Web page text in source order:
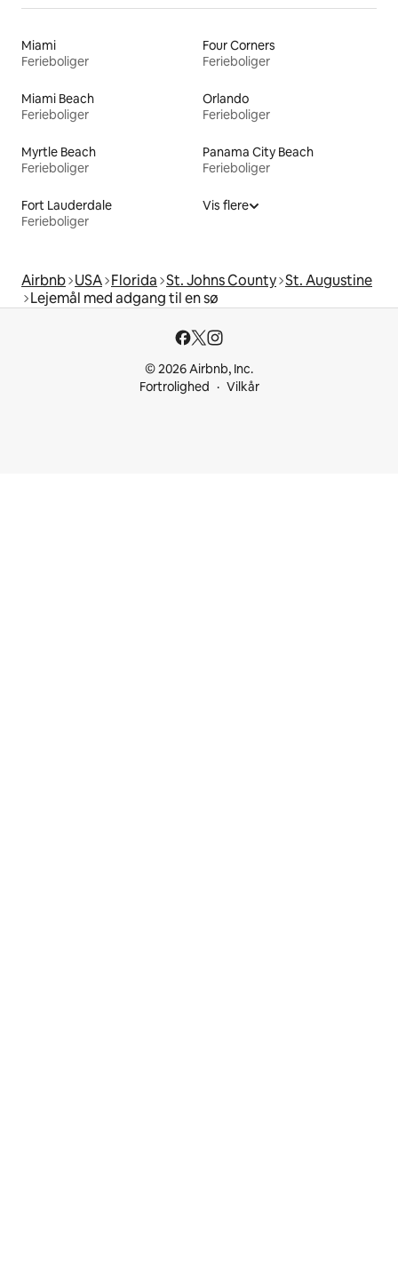
Miami
Ferieboliger
Four Corners
Ferieboliger
Miami Beach
Ferieboliger
Orlando
Ferieboliger
Myrtle Beach
Ferieboliger
Panama City Beach
Ferieboliger
Fort Lauderdale
Ferieboliger
Vis flere
Airbnb USA Florida St. Johns County St. Augustine
Lejemål med adgang til en sø
© 2026 Airbnb, Inc.
Fortrolighed
Vilkår